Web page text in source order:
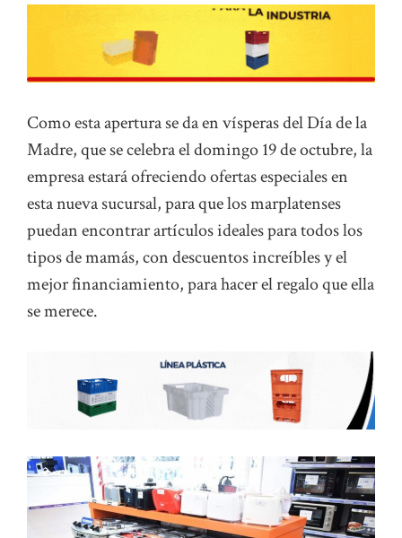
Como esta apertura se da en vísperas del Día de la
Madre, que se celebra el domingo 19 de octubre, la
empresa estará ofreciendo ofertas especiales en
esta nueva sucursal, para que los marplatenses
puedan encontrar artículos ideales para todos los
tipos de mamás, con descuentos increíbles y el
mejor financiamiento, para hacer el regalo que ella
se merece.